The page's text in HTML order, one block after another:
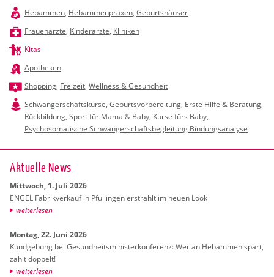
Hebammen, Hebammenpraxen, Geburtshäuser
Frauenärzte, Kinderärzte, Kliniken
Kitas
Apotheken
Shopping, Freizeit, Wellness & Gesundheit
Schwangerschaftskurse, Geburtsvorbereitung, Erste Hilfe & Beratung,
Rückbildung, Sport für Mama & Baby, Kurse fürs Baby,
Psychosomatische Schwangerschaftsbegleitung Bindungsanalyse
Ak­tu­el­le News
Mitt­woch, 1. Juli 2026
ENGEL Fa­brik­ver­kauf in Pful­lin­gen er­strahlt im neuen Look
wei­ter­le­sen
Mon­tag, 22. Juni 2026
Kund­ge­bung bei Ge­sund­heits­mi­nis­ter­kon­fe­renz: Wer an Heb­am­men spart,
zahlt dop­pelt!
wei­ter­le­sen